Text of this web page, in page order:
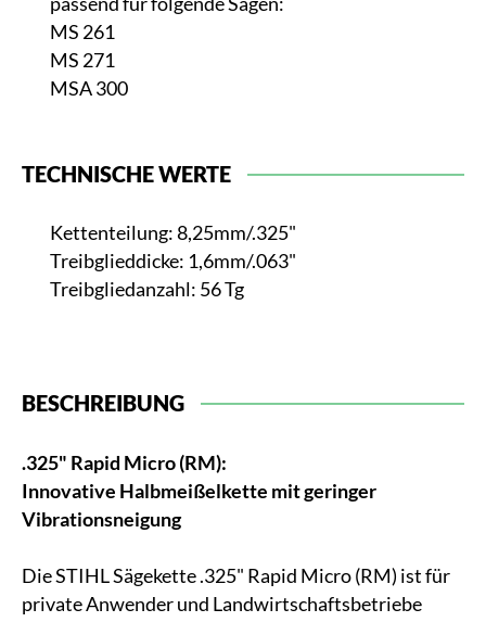
MS 261
MS 271
MSA 300
TECHNISCHE WERTE
Kettenteilung: 8,25mm/.325"
Treibglieddicke: 1,6mm/.063"
Treibgliedanzahl: 56 Tg
BESCHREIBUNG
.325" Rapid Micro (RM):
Innovative Halbmeißelkette mit geringer
Vibrationsneigung
Die STIHL Sägekette .325" Rapid Micro (RM) ist für
private Anwender und Landwirtschaftsbetriebe